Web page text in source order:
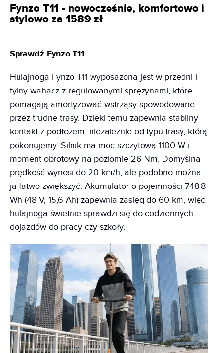
Fynzo T11 - nowocześnie, komfortowo i
stylowo za 1589 zł
Sprawdź Fynzo T11
Hulajnoga Fynzo T11 wyposażona jest w przedni i
tylny wahacz z regulowanymi sprężynami, które
pomagają amortyzować wstrząsy spowodowane
przez trudne trasy. Dzięki temu zapewnia stabilny
kontakt z podłożem, niezależnie od typu trasy, którą
pokonujemy. Silnik ma moc szczytową 1100 W i
moment obrotowy na poziomie 26 Nm. Domyślna
prędkość wynosi do 20 km/h, ale podobno można
ją łatwo zwiększyć. Akumulator o pojemności 748,8
Wh (48 V, 15,6 Ah) zapewnia zasięg do 60 km, więc
hulajnoga świetnie sprawdzi się do codziennych
dojazdów do pracy czy szkoły.